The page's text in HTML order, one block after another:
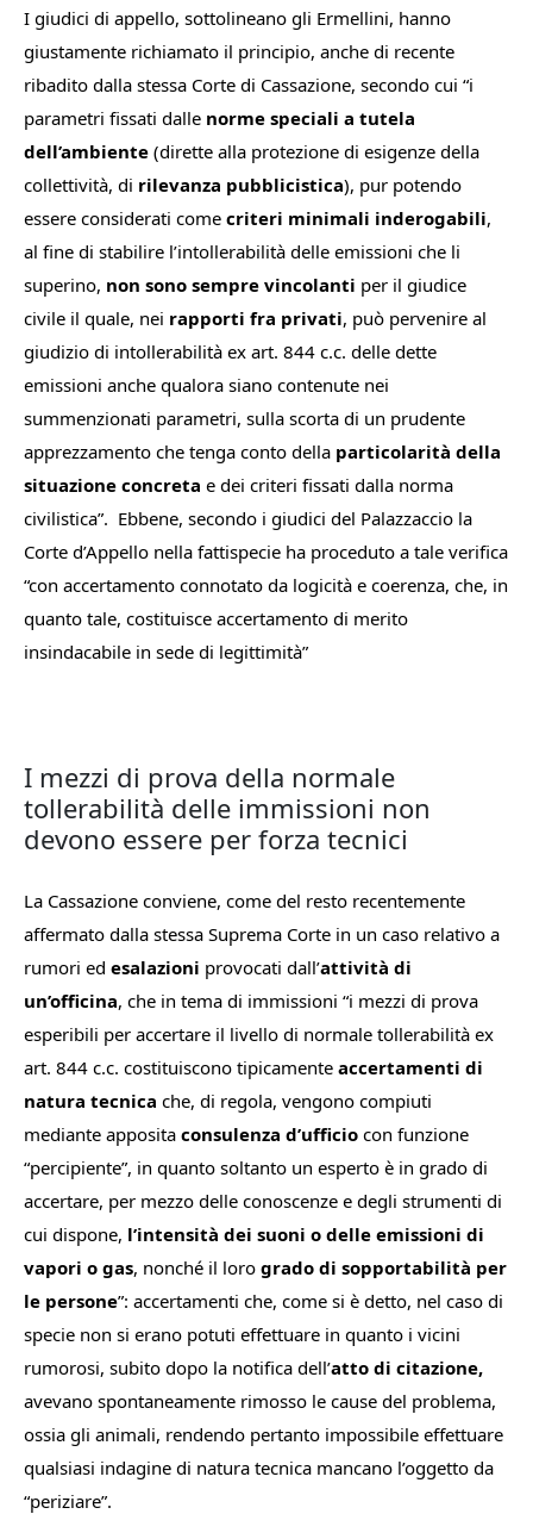
I giudici di appello, sottolineano gli Ermellini, hanno
giustamente richiamato il principio, anche di recente
ribadito dalla stessa Corte di Cassazione, secondo cui “i
parametri fissati dalle norme speciali a tutela
dell’ambiente (dirette alla protezione di esigenze della
collettività, di rilevanza pubblicistica), pur potendo
essere considerati come criteri minimali inderogabili,
al fine di stabilire l’intollerabilità delle emissioni che li
superino, non sono sempre vincolanti per il giudice
civile il quale, nei rapporti fra privati, può pervenire al
giudizio di intollerabilità ex art. 844 c.c. delle dette
emissioni anche qualora siano contenute nei
summenzionati parametri, sulla scorta di un prudente
apprezzamento che tenga conto della particolarità della
situazione concreta e dei criteri fissati dalla norma
civilistica”. Ebbene, secondo i giudici del Palazzaccio la
Corte d’Appello nella fattispecie ha proceduto a tale verifica
“con accertamento connotato da logicità e coerenza, che, in
quanto tale, costituisce accertamento di merito
insindacabile in sede di legittimità”
I mezzi di prova della normale
tollerabilità delle immissioni non
devono essere per forza tecnici
La Cassazione conviene, come del resto recentemente
affermato dalla stessa Suprema Corte in un caso relativo a
rumori ed esalazioni provocati dall’attività di
un’officina, che in tema di immissioni “i mezzi di prova
esperibili per accertare il livello di normale tollerabilità ex
art. 844 c.c. costituiscono tipicamente accertamenti di
natura tecnica che, di regola, vengono compiuti
mediante apposita consulenza d’ufficio con funzione
“percipiente”, in quanto soltanto un esperto è in grado di
accertare, per mezzo delle conoscenze e degli strumenti di
cui dispone, l’intensità dei suoni o delle emissioni di
vapori o gas, nonché il loro grado di sopportabilità per
le persone”: accertamenti che, come si è detto, nel caso di
specie non si erano potuti effettuare in quanto i vicini
rumorosi, subito dopo la notifica dell’atto di citazione,
avevano spontaneamente rimosso le cause del problema,
ossia gli animali, rendendo pertanto impossibile effettuare
qualsiasi indagine di natura tecnica mancano l’oggetto da
“periziare”.